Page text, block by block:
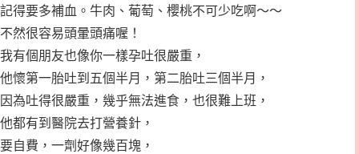
記得要多補血。牛肉、葡萄、櫻桃不可少吃啊～～
不然很容易頭暈頭痛喔！
我有個朋友也像你一樣孕吐很嚴重，
他懷第一胎吐到五個半月，第二胎吐三個半月，
因為吐得很嚴重，幾乎無法進食，也很難上班，
他都有到醫院去打營養針，
要自費，一劑好像幾百塊，